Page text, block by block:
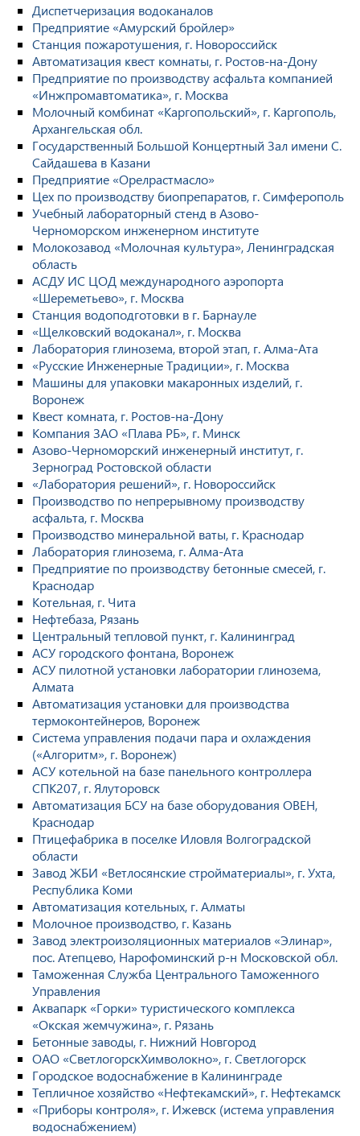
Диспетчеризация водоканалов
Предприятие «Амурский бройлер»
Станция пожаротушения, г. Новороссийск
Автоматизация квест комнаты, г. Ростов-на-Дону
Предприятие по производству асфальта компанией
«Инжпромавтоматика», г. Москва
Молочный комбинат «Каргопольский», г. Каргополь,
Архангельская обл.
Государственный Большой Концертный Зал имени С.
Сайдашева в Казани
Предприятие «Орелрастмасло»
Цех по производству биопрепаратов, г. Симферополь
Учебный лабораторный стенд в Азово-
Черноморском инженерном институте
Молокозавод «Молочная культура», Ленинградская
область
АСДУ ИС ЦОД международного аэропорта
«Шереметьево», г. Москва
Станция водоподготовки в г. Барнауле
«Щелковский водоканал», г. Москва
Лаборатория глинозема, второй этап, г. Алма-Ата
«Русские Инженерные Традиции», г. Москва
Машины для упаковки макаронных изделий, г.
Воронеж
Квест комната, г. Ростов-на-Дону
Компания ЗАО «Плава РБ», г. Минск
Азово-Черноморский инженерный институт, г.
Зерноград Ростовской области
«Лаборатория решений», г. Новороссийск
Производство по непрерывному производству
асфальта, г. Москва
Производство минеральной ваты, г. Краснодар
Лаборатория глинозема, г. Алма-Ата
Предприятие по производству бетонные смесей, г.
Краснодар
Котельная, г. Чита
Нефтебаза, Рязань
Центральный тепловой пункт, г. Калининград
АСУ городского фонтана, Воронеж
АСУ пилотной установки лаборатории глинозема,
Алмата
Автоматизация установки для производства
термоконтейнеров, Воронеж
Система управления подачи пара и охлаждения
(«Алгоритм», г. Воронеж)
АСУ котельной на базе панельного контроллера
СПК207, г. Ялуторовск
Автоматизация БСУ на базе оборудования ОВЕН,
Краснодар
Птицефабрика в поселке Иловля Волгоградской
области
Завод ЖБИ «Ветлосянские стройматериалы», г. Ухта,
Республика Коми
Автоматизация котельных, г. Алматы
Молочное производство, г. Казань
Завод электроизоляционных материалов «Элинар»,
пос. Атепцево, Нарофоминский р-н Московской обл.
Таможенная Служба Центрального Таможенного
Управления
Аквапарк «Горки» туристического комплекса
«Окская жемчужина», г. Рязань
Бетонные заводы, г. Нижний Новгород
ОАО «СветлогорскХимволокно», г. Светлогорск
Городское водоснабжение в Калининграде
Тепличное хозяйство «Нефтекамский», г. Нефтекамск
«Приборы контроля», г. Ижевск (истема управления
водоснабжением)